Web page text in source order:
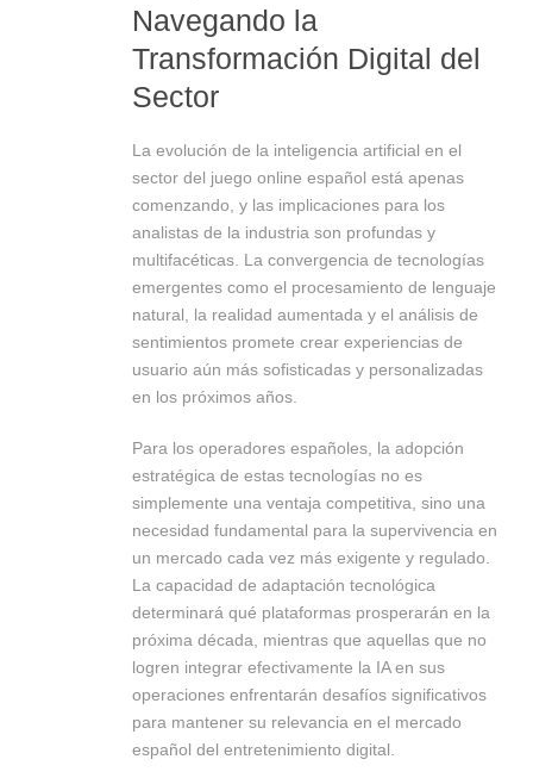
Navegando la
Transformación Digital del
Sector
La evolución de la inteligencia artificial en el
sector del juego online español está apenas
comenzando, y las implicaciones para los
analistas de la industria son profundas y
multifacéticas. La convergencia de tecnologías
emergentes como el procesamiento de lenguaje
natural, la realidad aumentada y el análisis de
sentimientos promete crear experiencias de
usuario aún más sofisticadas y personalizadas
en los próximos años.
Para los operadores españoles, la adopción
estratégica de estas tecnologías no es
simplemente una ventaja competitiva, sino una
necesidad fundamental para la supervivencia en
un mercado cada vez más exigente y regulado.
La capacidad de adaptación tecnológica
determinará qué plataformas prosperarán en la
próxima década, mientras que aquellas que no
logren integrar efectivamente la IA en sus
operaciones enfrentarán desafíos significativos
para mantener su relevancia en el mercado
español del entretenimiento digital.